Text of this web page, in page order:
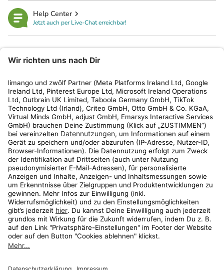
Help Center
Jetzt auch per Live-Chat erreichbar!
Kundenservice
Shop
Aktionen
Travel